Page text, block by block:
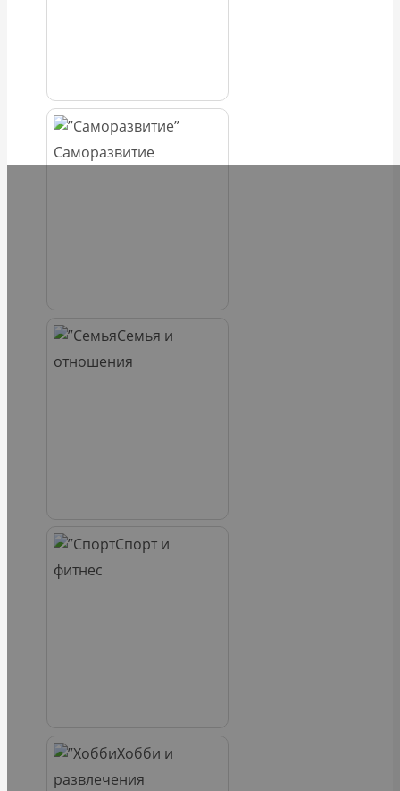
Саморазвитие
Семья и
отношения
Спорт и
фитнес
Хобби и
развлечения